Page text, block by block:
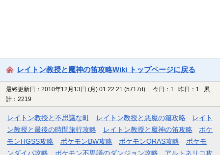
レイトン教授と魔神の笛攻略Wiki トップページに戻る
最終更新日：2010年12月13日 (月) 01:22:21 (5717d)
今日：1 昨日：1 累
計：2219
レイトン教授と不思議な町 レイトン教授と悪魔の箱攻略
レイト
ン教授と最後の時間旅行攻略
レイトン教授と魔神の笛攻略
ポケ
モンHGSS攻略
ポケモンBW攻略 ポケモンORAS攻略
ポケモ
ンダイパ攻略
ポケモン不思議のダンジョン攻略 アルトネリコ攻